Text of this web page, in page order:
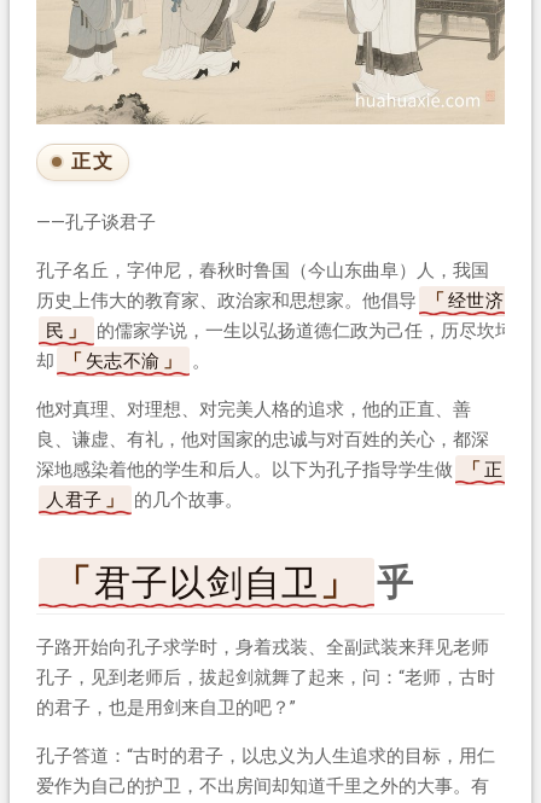
正文
——孔子谈君子
孔子名丘，字仲尼，春秋时鲁国（今山东曲阜）人，我国
历史上伟大的教育家、政治家和思想家。他倡导
经世济
民
的儒家学说，一生以弘扬道德仁政为己任，历尽坎坷
却
矢志不渝 。
他对真理、对理想、对完美人格的追求，他的正直、善
良、谦虚、有礼，他对国家的忠诚与对百姓的关心，都深
深地感染着他的学生和后人。以下为孔子指导学生做
正
人君子
的几个故事。
君子以剑自卫 乎
子路开始向孔子求学时，身着戎装、全副武装来拜见老师
孔子，见到老师后，拔起剑就舞了起来，问：“老师，古时
的君子，也是用剑来自卫的吧？”
孔子答道：“古时的君子，以忠义为人生追求的目标，用仁
爱作为自己的护卫，不出房间却知道千里之外的大事。有